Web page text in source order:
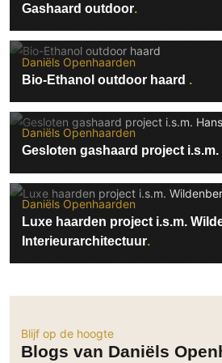
Gashaard outdoor
Daniëls Openhaarden
Bio-Ethanol outdoor haard
Daniëls Openhaarden
Gesloten gashaard project
Daniëls Openhaarden
Luxe haarden project i.s.m.
Interieurarchitectuur
Blijf op de hoogte
Blogs van Daniëls